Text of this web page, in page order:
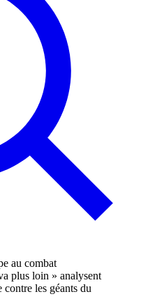
plus loin » analysent
les géants du